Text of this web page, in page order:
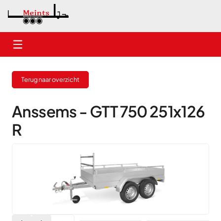
Nieuwe aanhangwagens
Gebruikte aanhangwagens
Verhuur
Terug naar overzicht
Anssems - GTT 750 251x126
R